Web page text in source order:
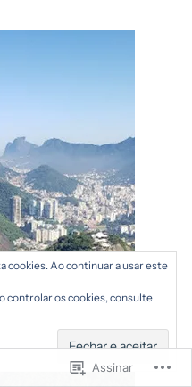
Assinar
cookies. Ao continuar a usar este
controlar os cookies, consulte